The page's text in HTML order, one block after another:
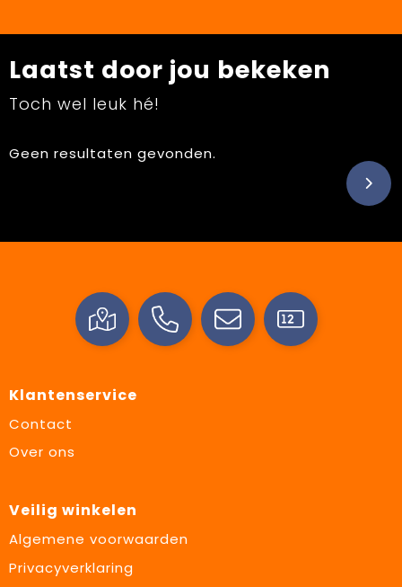
Laatst door jou bekeken
Toch wel leuk hé!
Geen resultaten gevonden.
Klantenservice
Contact
Over ons
Veilig winkelen
Algemene voorwaarden
Privacyverklaring